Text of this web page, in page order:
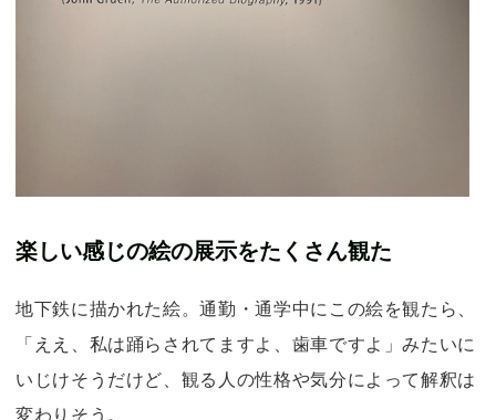
楽しい感じの絵の展示をたくさん観た
地下鉄に描かれた絵。通勤・通学中にこの絵を観たら、
「ええ、私は踊らされてますよ、歯車ですよ」みたいに
いじけそうだけど、観る人の性格や気分によって解釈は
変わりそう。